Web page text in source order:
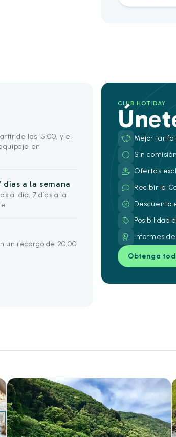
de las 15:00, y el
en
a la semana
al día, 7 días a la
un recargo de 20,00
CLUB HOTIDAY
Mejor
Sin comisión
Ofertas
Recibir la
Descuento
Posibilidad
Informes
Obtenga